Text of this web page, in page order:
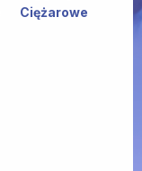
Ciężarowe